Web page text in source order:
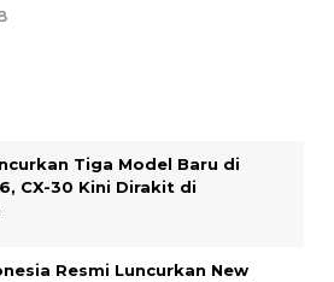
Tiga Model Baru di
CX-30 Kini Dirakit di
Resmi Luncurkan New